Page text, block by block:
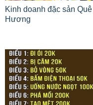
Kinh doanh đặc sản Quê
Hương